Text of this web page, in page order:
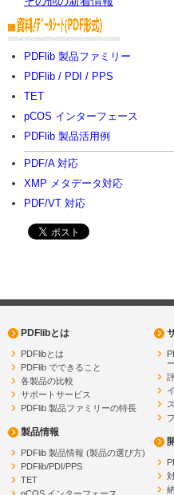
PDFlib 製品ファミリー
PDFlib / PDI / PPS
TET
pCOS インターフェース
PDFlib 製品活用例
PDF/A 対応
XMP メタデータ対応
PDF/VT 対応
PDFlibとは
PDFlibとは
PDFlib でできること
各製品の比較
サポートサービス
PDFlib 製品ファミリーの特長
製品情報
PDFlib 製品情報 (製品の選び方)
PDFlib/PDI/PPS
TET